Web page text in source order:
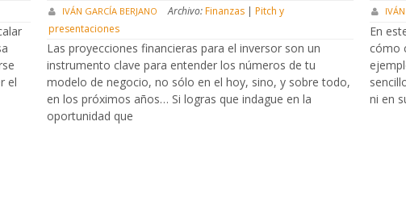
el
IVÁN GARCÍA BERJANO Archivo:Finanzas | Pitch y
presentaciones
Las proyecciones financieras para el inversor son un
instrumento clave para entender los números de tu
modelo de negocio, no sólo en el hoy, sino, y sobre todo,
en los próximos años… Si logras que indague en la
oportunidad que
En
cómo
ni en